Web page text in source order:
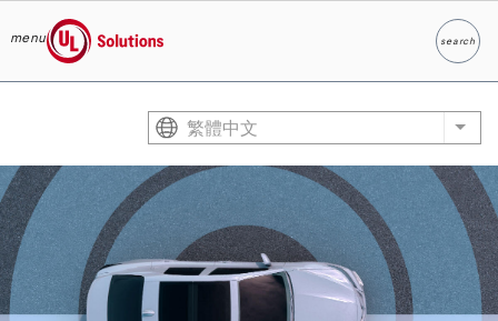
menu
UL Solutions
searchSearch
繁體中文 List